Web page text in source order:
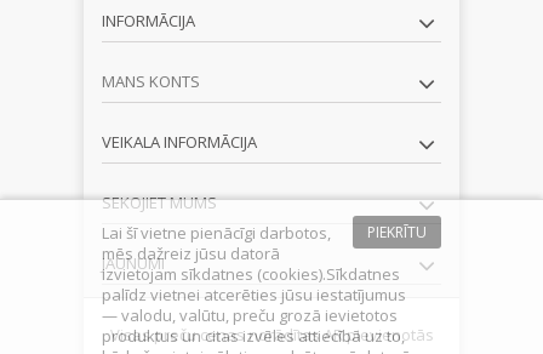
INFORMĀCIJA
MANS KONTS
VEIKALA INFORMĀCIJA
SEKOJIET MUMS
JAUNUMI
Visas preču cenas norādītas AR pievienotās
PIEKRĪTU
Lai šī vietne pienācīgi darbotos,
mēs dažreiz jūsu datorā
izvietojam sīkdatnes (cookies).Sīkdatnes
palīdz vietnei atcerēties jūsu iestatījumus
— valodu, valūtu, preču grozā ievietotos
produktus un citas izvēles attiecībā uz to,